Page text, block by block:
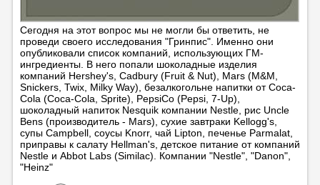
Сегодня на этот вопрос мы не могли бы ответить, не
проведи своего исследования "Гринпис". Именно они
опубликовали список компаний, использующих ГМ-
ингредиенты. В него попали шоколадные изделия
компаний Hershey's, Cadbury (Fruit & Nut), Mars (M&M,
Snickers, Twix, Milky Way), безалкогольне напитки от Coca-
Cola (Coca-Cola, Sprite), PepsiCo (Pepsi, 7-Up),
шоколадный напиток Nesquik компании Nestle, рис Uncle
Bens (производитель - Mars), сухие завтраки Kellogg's,
супы Campbell, соусы Knorr, чай Lipton, печенье Parmalat,
приправы к салату Hellman's, детское питание от компаний
Nestle и Abbot Labs (Similac). Компании "Nestle", "Danon",
"Heinz"